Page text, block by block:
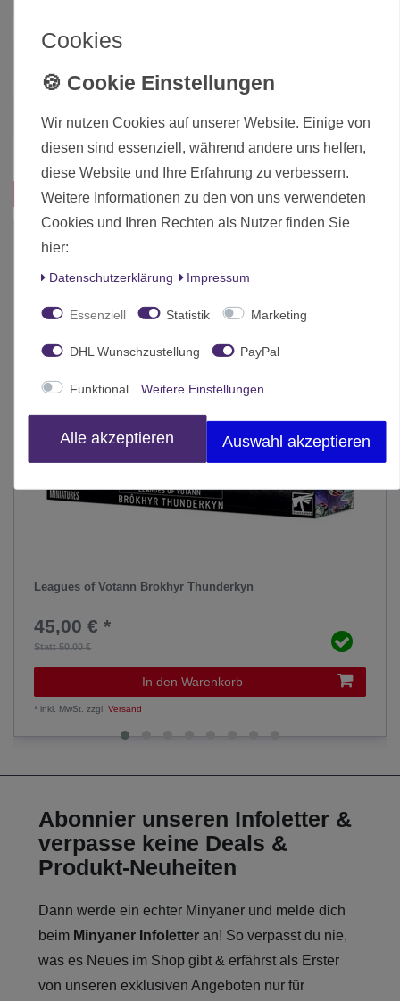
Art.-ID
Hersteller Games Workshop
Herstellungsland United Kingdom
Inhalt 1 Stück
Das passt zu diesem Produkt:
Leagues of Votann Brokhyr Thunderkyn
Statt 50,00 €
45,00 € *
In den Warenkorb
*inkl. MwSt. zzgl.Versand
Abonnier unseren Infoletter &
verpasse keine Deals &
Produkt-Neuheiten
Dann werde ein echter Minyaner und melde dich
beim Minyaner Infoletter an! So verpasst du nie,
was es Neues im Shop gibt & erfährst als Erster
von unseren exklusiven Angeboten nur für
Cookies
Wir nutzen Cookies auf unserer Website. Einige von
diesen sind essenziell, während andere uns helfen,
diese Website und Ihre Erfahrung zu verbessern.
Weitere Informationen zu den von uns verwendeten
Cookies und Ihren Rechten als Nutzer finden Sie
hier:
Daten­schutz­erklärung Impressum
Essenziell Statistik Marketing
DHL Wunschzustellung PayPal
Funktional Weitere Einstellungen
Alle akzeptieren Auswahl akzeptieren